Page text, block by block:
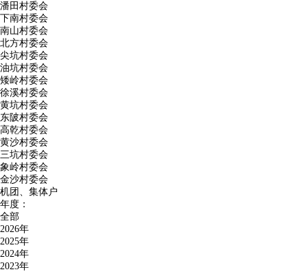
潘田村委会
下南村委会
南山村委会
北方村委会
尖坑村委会
油坑村委会
矮岭村委会
徐溪村委会
黄坑村委会
东陂村委会
高乾村委会
黄沙村委会
三坑村委会
象岭村委会
金沙村委会
机团、集体户
年度：
全部
2026年
2025年
2024年
2023年